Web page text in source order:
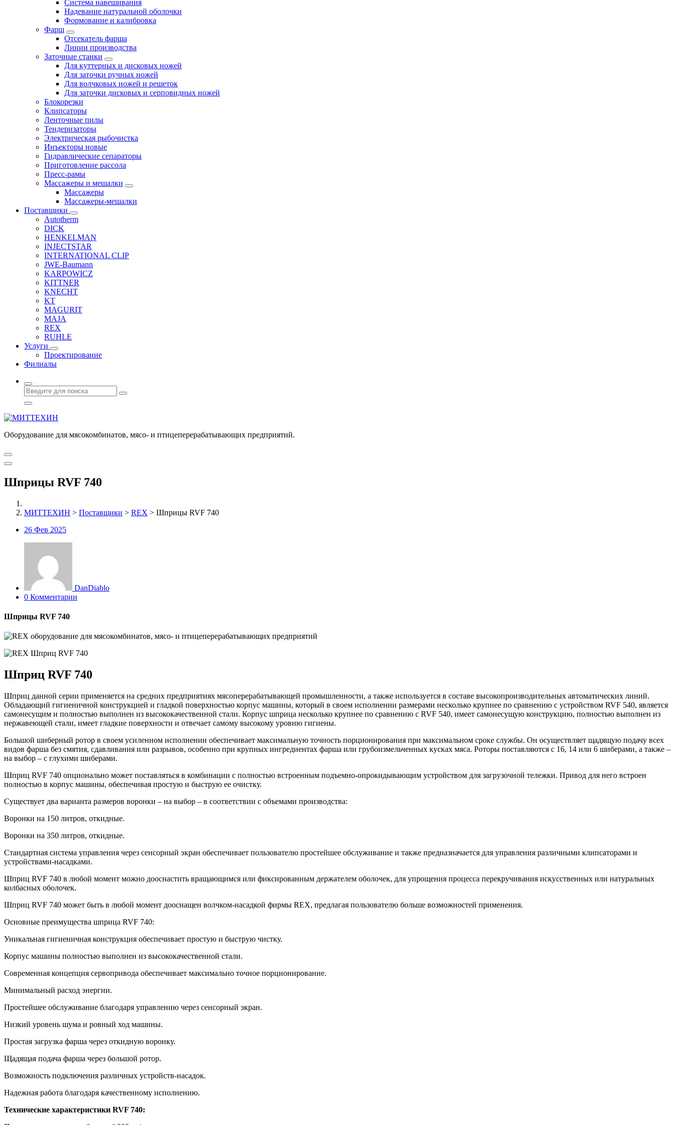
Система навешивания
Надевание натуральной оболочки
Формование и калибровка
Фарш
Отсекатель фарша
Линии производства
Заточные станки
Для куттерных и дисковых ножей
Для заточки ручных ножей
Для волчковых ножей и решеток
Для заточки дисковых и серповидных ножей
Блокорезки
Клипсаторы
Ленточные пилы
Тендеризаторы
Электрическая рыбочистка
Инъекторы новые
Гидравлические сепараторы
Приготовление рассола
Пресс-рамы
Массажеры и мешалки
Массажеры
Массажеры-мешалки
Поставщики
Autotherm
DICK
HENKELMAN
INJECTSTAR
INTERNATIONAL CLIP
JWE-Baumann
KARPOWICZ
KITTNER
KNECHT
KT
MAGURIT
MAJA
REX
RUHLE
Услуги
Проектирование
Филиалы
Оборудование для мясокомбинатов, мясо- и птицеперерабатывающих предприятий.
Шприцы RVF 740
МИТТЕХИН > Поставщики > REX > Шприцы RVF 740
26 Фев 2025
DanDiablo
0 Комментарии
Шприцы RVF 740
Шприц RVF 740
Шприц данной серии применяется на средних предприятиях мясоперерабатывающей промышленности, а также используется в составе высокопроизводительных автоматических линий.
Обладающий гигиеничной конструкцией и гладкой поверхностью корпус машины, который в своем исполнении размерами несколько крупнее по сравнению с устройством RVF 540, является
самонесущим и полностью выполнен из высококачественной стали. Корпус шприца несколько крупнее по сравнению с RVF 540, имеет самонесущую конструкцию, полностью выполнен из
нержавеющей стали, имеет гладкие поверхности и отвечает самому высокому уровню гигиены.
Большой шиберный ротор в своем усиленном исполнении обеспечивает максимальную точность порционирования при максимальном сроке службы. Он осуществляет щадящую подачу всех
видов фарша без смятия, сдавливания или разрывов, особенно при крупных ингредиентах фарша или грубоизмельченных кусках мяса. Роторы поставляются с 16, 14 или 6 шиберами, а также –
на выбор – с глухими шиберами.
Шприц RVF 740 опционально может поставляться в комбинации с полностью встроенным подъемно-опрокидывающим устройством для загрузочной тележки. Привод для него встроен
полностью в корпус машины, обеспечивая простую и быструю ее очистку.
Существует два варианта размеров воронки – на выбор – в соответствии с объемами производства:
Воронки на 150 литров, откидные.
Воронки на 350 литров, откидные.
Стандартная система управления через сенсорный экран обеспечивает пользователю простейшее обслуживание и также предназначается для управления различными клипсаторами и
устройствами-насадками.
Шприц RVF 740 в любой момент можно дооснастить вращающимся или фиксированным держателем оболочек, для упрощения процесса перекручивания искусственных или натуральных
колбасных оболочек.
Шприц RVF 740 может быть в любой момент дооснащен волчком-насадкой фирмы REX, предлагая пользователю больше возможностей применения.
Основные преимущества шприца RVF 740:
Уникальная гигиеничная конструкция обеспечивает простую и быструю чистку.
Корпус машины полностью выполнен из высококачественной стали.
Современная концепция сервопривода обеспечивает максимально точное порционирование.
Минимальный расход энергии.
Простейшее обслуживание благодаря управлению через сенсорный экран.
Низкий уровень шума и ровный ход машины.
Простая загрузка фарша через откидную воронку.
Щадящая подача фарша через большой ротор.
Возможность подключения различных устройств-насадок.
Надежная работа благодаря качественному исполнению.
Технические характеристики RVF 740: